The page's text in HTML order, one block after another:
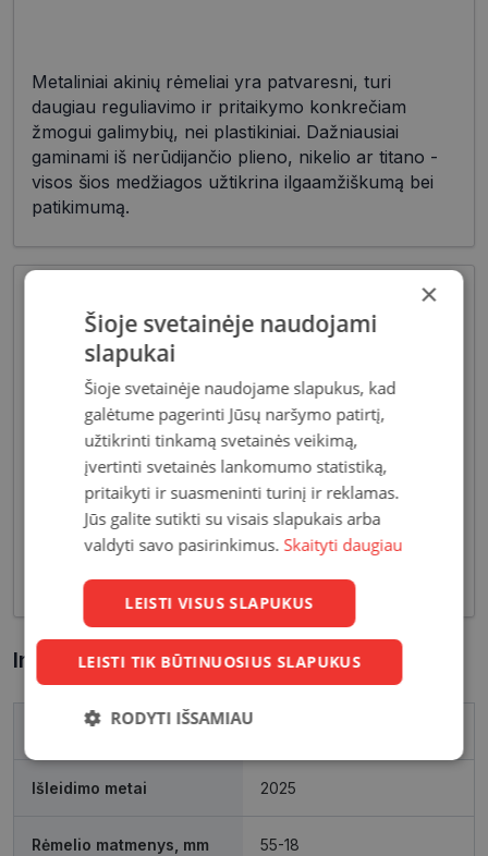
Metaliniai akinių rėmeliai yra patvaresni, turi
daugiau reguliavimo ir pritaikymo konkrečiam
žmogui galimybių, nei plastikiniai. Dažniausiai
gaminami iš nerūdijančio plieno, nikelio ar titano -
visos šios medžiagos užtikrina ilgaamžiškumą bei
patikimumą.
Pagrindiniai reikalavimai, keliami vyriškiems
akiniams - patvarios medžiagos bei solidžios
vyriškos formos, derančios prie įvairių vyriškų
aprangos stilių. Dėl funkcionalumo bei puikių
optinių savybių, vyriški akiniai skirti nešiojimui
kasdien, vairavimui bei sportui.
Informacija apie prekę
Prekės ženklas
Išleidimo metai 2025
Rėmelio matmenys, mm 55-18
×
Šioje svetainėje naudojami
slapukai
Šioje svetainėje naudojame slapukus, kad
galėtume pagerinti Jūsų naršymo patirtį,
užtikrinti tinkamą svetainės veikimą,
įvertinti svetainės lankomumo statistiką,
pritaikyti ir suasmeninti turinį ir reklamas.
Jūs galite sutikti su visais slapukais arba
valdyti savo pasirinkimus. Skaityti daugiau
LEISTI VISUS SLAPUKUS
LEISTI TIK BŪTINUOSIUS SLAPUKUS
RODYTI IŠSAMIAU
Būtinieji
slapukai
Statistikos
slapukai
Rinkodaros